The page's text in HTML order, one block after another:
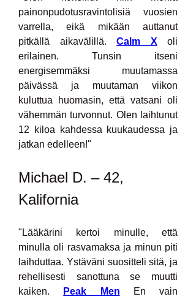
painonpudotusravintolisiä vuosien
varrella, eikä mikään auttanut
pitkällä aikavälillä. Calm X oli
erilainen. Tunsin itseni
energisemmäksi muutamassa
päivässä ja muutaman viikon
kuluttua huomasin, että vatsani oli
vähemmän turvonnut. Olen laihtunut
12 kiloa kahdessa kuukaudessa ja
jatkan edelleen!"
Michael D. – 42,
Kalifornia
"Lääkärini kertoi minulle, että
minulla oli rasvamaksa ja minun piti
laihduttaa. Ystäväni suositteli sitä, ja
rehellisesti sanottuna se muutti
kaiken.
Peak Men En vain